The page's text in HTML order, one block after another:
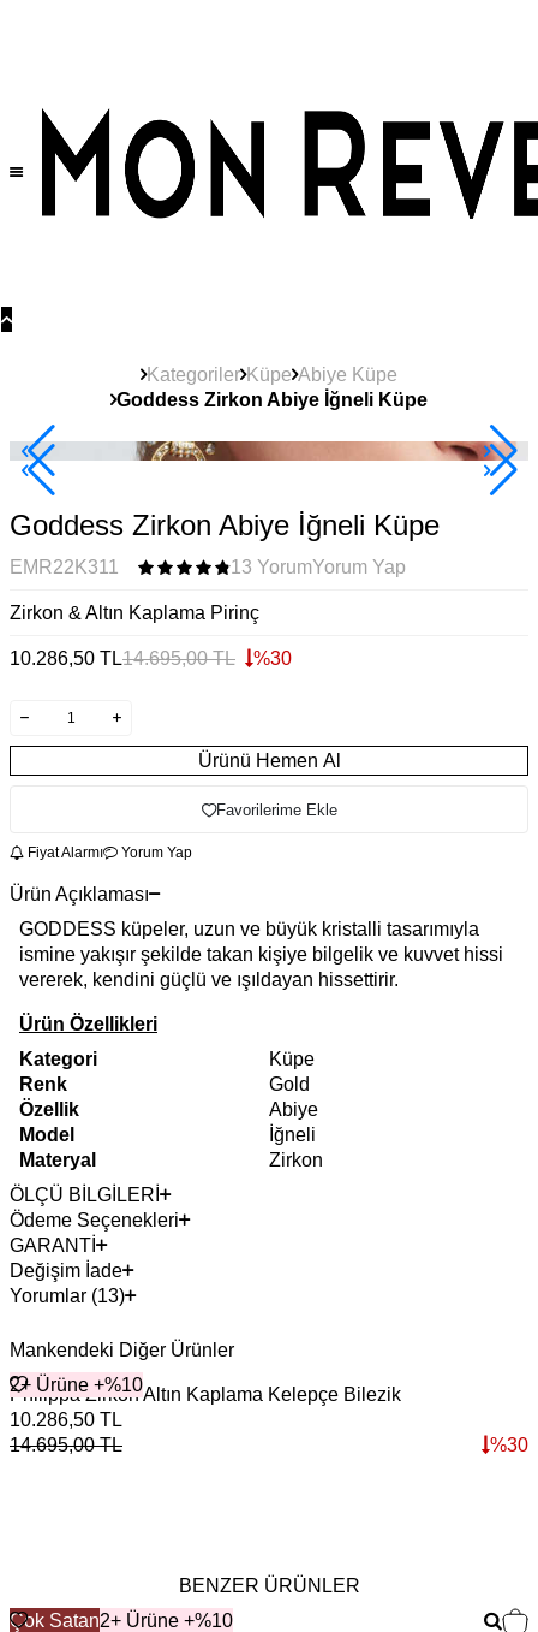
Kategoriler Küpe Abiye Küpe
Goddess Zirkon Abiye İğneli Küpe
2+ Ürüne +%10
Goddess Zirkon Abiye İğneli Küpe
EMR22K311 13 YorumYorum Yap
Zirkon & Altın Kaplama Pirinç
10.286,50 TL14.695,00TL %30
Ürünü Hemen Al
Favorilerime Ekle
Fiyat Alarmı Yorum Yap
Ürün Açıklaması
GODDESS küpeler, uzun ve büyük kristalli tasarımıyla
ismine yakışır şekilde takan kişiye bilgelik ve kuvvet hissi
vererek, kendini güçlü ve ışıldayan hissettirir.
Ürün Özellikleri
Kategori
Küpe
Renk
Gold
Özellik
Abiye
Model
İğneli
Materyal
Zirkon
ÖLÇÜ BİLGİLERİ
Ödeme Seçenekleri
GARANTİ
Değişim İade
Yorumlar (13)
Mankendeki Diğer Ürünler
2+ Ürüne +%10
Philippa Zirkon Altın Kaplama Kelepçe Bilezik
10.286,50 TL
14.695,00TL %30
BENZER ÜRÜNLER
Çok Satan2+ Ürüne +%10